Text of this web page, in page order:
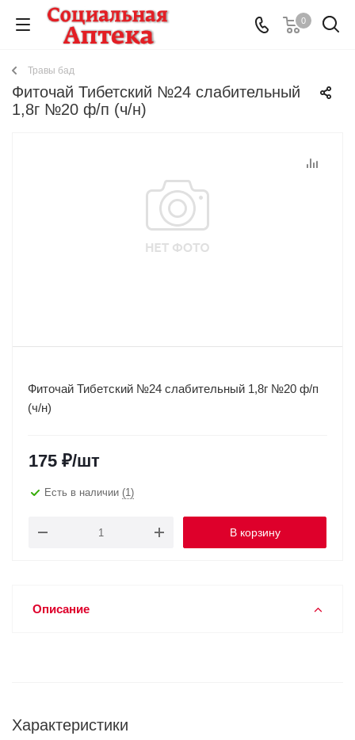
0
Травы бад
Фиточай Тибетский №24 слабительный
1,8г №20 ф/п (ч/н)
Фиточай Тибетский №24 слабительный 1,8г №20 ф/п
(ч/н)
175 ₽/шт
Есть в наличии (1)
В корзину
Описание
Характеристики